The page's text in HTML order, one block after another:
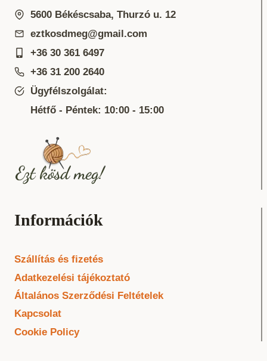
5600 Békéscsaba, Thurzó u. 12
eztkosdmeg@gmail.com
+36 30 361 6497
+36 31 200 2640
Ügyfélszolgálat:
Hétfő - Péntek: 10:00 - 15:00
Információk
Szállítás és fizetés
Adatkezelési tájékoztató
Általános Szerződési Feltételek
Kapcsolat
Cookie Policy